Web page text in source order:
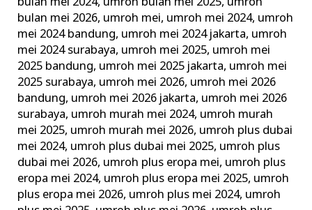
bulan mei 2026, umroh mei, umroh mei 2024, umroh
mei 2024 bandung, umroh mei 2024 jakarta, umroh
mei 2024 surabaya, umroh mei 2025, umroh mei
2025 bandung, umroh mei 2025 jakarta, umroh mei
2025 surabaya, umroh mei 2026, umroh mei 2026
bandung, umroh mei 2026 jakarta, umroh mei 2026
surabaya, umroh murah mei 2024, umroh murah
mei 2025, umroh murah mei 2026, umroh plus dubai
mei 2024, umroh plus dubai mei 2025, umroh plus
dubai mei 2026, umroh plus eropa mei, umroh plus
eropa mei 2024, umroh plus eropa mei 2025, umroh
plus eropa mei 2026, umroh plus mei 2024, umroh